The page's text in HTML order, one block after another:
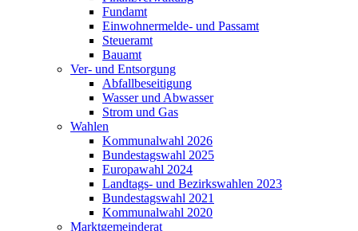
Fundamt
Einwohnermelde- und Passamt
Steueramt
Bauamt
Ver- und Entsorgung
Abfallbeseitigung
Wasser und Abwasser
Strom und Gas
Wahlen
Kommunalwahl 2026
Bundestagswahl 2025
Europawahl 2024
Landtags- und Bezirkswahlen 2023
Bundestagswahl 2021
Kommunalwahl 2020
Marktgemeinderat